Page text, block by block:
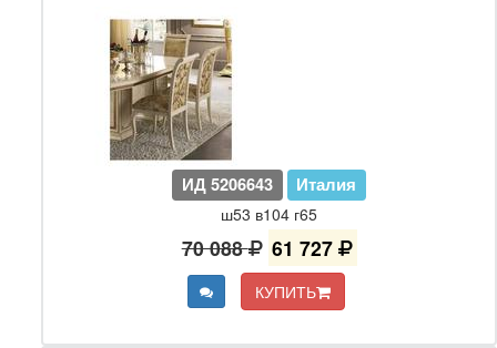
ИД 5206643 Италия
ш53 в104 г65
70 088 61 727
КУПИТЬ